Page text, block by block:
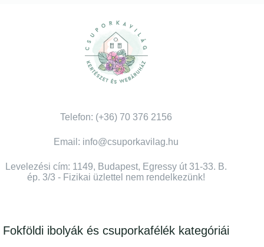
Telefon: (+36) 70 376 2156
Email: info@csuporkavilag.hu
Levelezési cím: 1149, Budapest, Egressy út 31-33. B.
ép. 3/3 - Fizikai üzlettel nem rendelkezünk!
Fokföldi ibolyák és csuporkafélék kategóriái